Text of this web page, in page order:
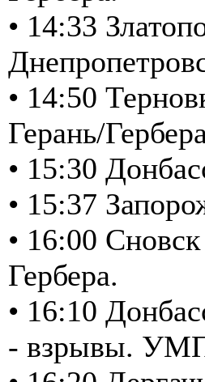
• 14:33
• 14:50
Герань/
• 15:30
• 15:37
• 16:00
Гербера.
• 16:10
- взрывы.